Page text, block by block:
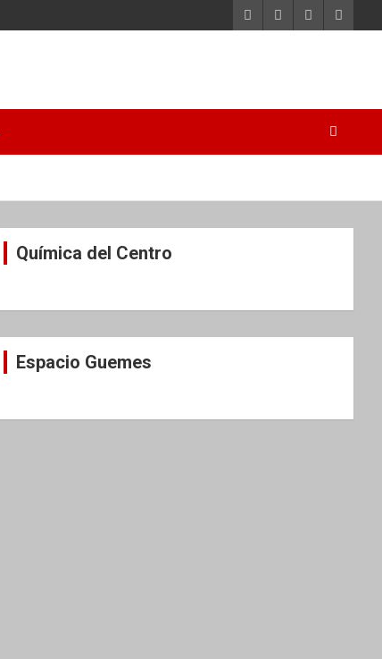
Química del Centro
Espacio Guemes